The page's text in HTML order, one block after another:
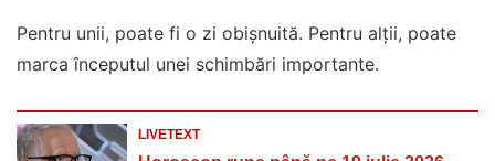
Pentru unii, poate fi o zi obișnuită. Pentru alții, poate
marca începutul unei schimbări importante.
LIVETEXT